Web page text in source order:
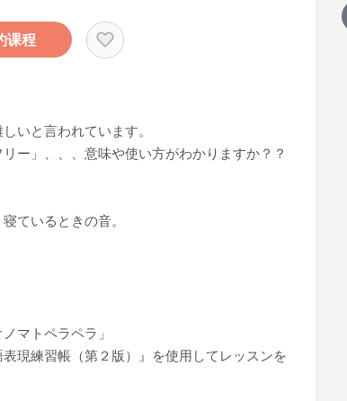
课程
いと言われています。
ー」、、、意味や使い方がわかりますか？？
ているときの音。
マトペラペラ」
現練習帳（第２版）』を使用してレッスンを